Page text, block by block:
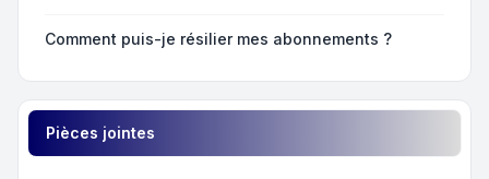
Comment puis-je résilier mes abonnements ?
Pièces jointes